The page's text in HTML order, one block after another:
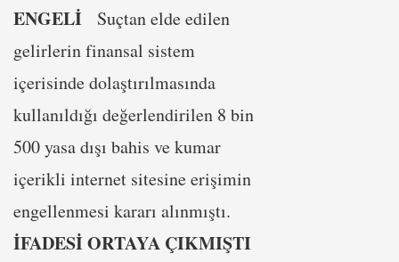
ENGELİ Suçtan elde edilen
gelirlerin finansal sistem
içerisinde dolaştırılmasında
kullanıldığı değerlendirilen 8 bin
500 yasa dışı bahis ve kumar
içerikli internet sitesine erişimin
engellenmesi kararı alınmıştı.
İFADESİ ORTAYA ÇIKMIŞTI